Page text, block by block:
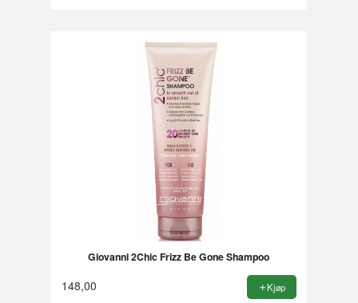
Giovanni 2Chic Frizz Be Gone Shampoo
148,00 Kjøp